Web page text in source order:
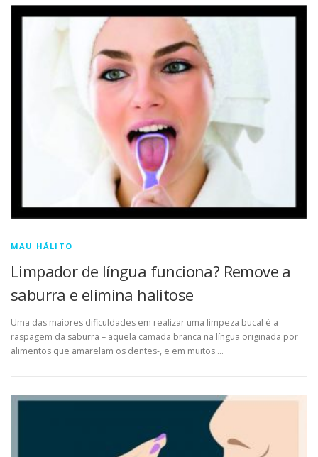
MAU HÁLITO
Limpador de língua funciona? Remove a
saburra e elimina halitose
Uma das maiores dificuldades em realizar uma limpeza bucal é a
raspagem da saburra – aquela camada branca na língua originada por
alimentos que amarelam os dentes-, e em muitos …